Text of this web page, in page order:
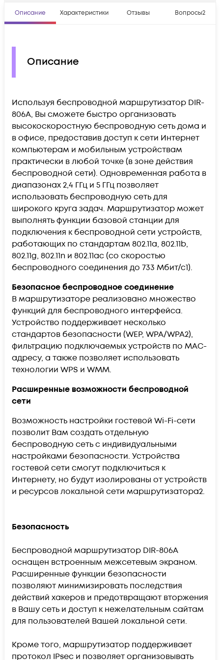
Описание Характеристики Отзывы Вопросы2
Описание
Используя беспроводной маршрутизатор DIR-
806A, Вы сможете быстро организовать
высокоскоростную беспроводную сеть дома и
в офисе, предоставив доступ к сети Интернет
компьютерам и мобильным устройствам
практически в любой точке (в зоне действия
беспроводной сети). Одновременная работа в
диапазонах 2,4 ГГц и 5 ГГц позволяет
использовать беспроводную сеть для
широкого круга задач. Маршрутизатор может
выполнять функции базовой станции для
подключения к беспроводной сети устройств,
работающих по стандартам 802.11a, 802.11b,
802.11g, 802.11n и 802.11ac (со скоростью
беспроводного соединения до 733 Мбит/с1).
Безопасное беспроводное соединение
В маршрутизаторе реализовано множество
функций для беспроводного интерфейса.
Устройство поддерживает несколько
стандартов безопасности (WEP, WPA/WPA2),
фильтрацию подключаемых устройств по MAC-
адресу, а также позволяет использовать
технологии WPS и WMM.
Расширенные возможности беспроводной
сети
Возможность настройки гостевой Wi-Fi-сети
позволит Вам создать отдельную
беспроводную сеть с индивидуальными
настройками безопасности. Устройства
гостевой сети смогут подключиться к
Интернету, но будут изолированы от устройств
и ресурсов локальной сети маршрутизатора2.
Безопасность
Беспроводной маршрутизатор DIR-806A
оснащен встроенным межсетевым экраном.
Расширенные функции безопасности
позволяют минимизировать последствия
действий хакеров и предотвращают вторжения
в Вашу сеть и доступ к нежелательным сайтам
для пользователей Вашей локальной сети.
Кроме того, маршрутизатор поддерживает
протокол IPsec и позволяет организовывать